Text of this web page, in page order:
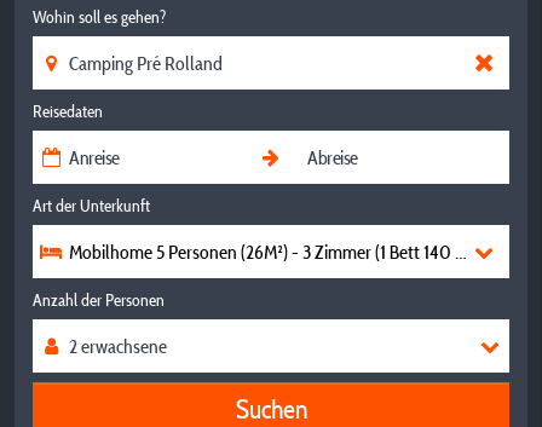
Wohin soll es gehen?
Reisedaten
Art der Unterkunft
Mobilhome 5 Personen (26M²) - 3 Zimmer (1 Bett 140 + 3 Betten
Anzahl der Personen
Suchen